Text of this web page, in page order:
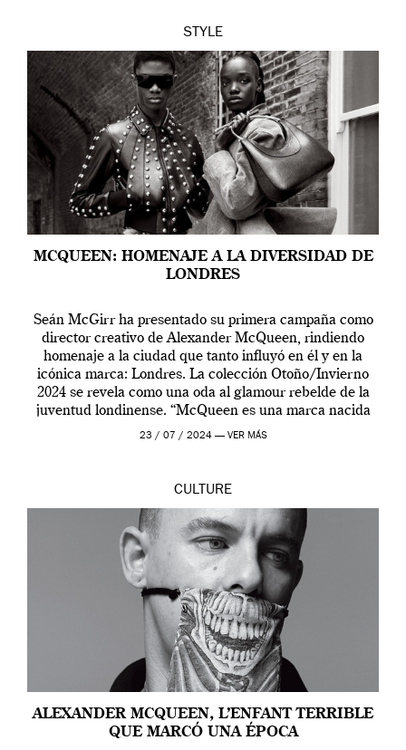
STYLE
MCQUEEN: HOMENAJE A LA DIVERSIDAD DE
LONDRES
Seán McGirr ha presentado su primera campaña como
director creativo de Alexander McQueen, rindiendo
homenaje a la ciudad que tanto influyó en él y en la
icónica marca: Londres. La colección Otoño/Invierno
2024 se revela como una oda al glamour rebelde de la
juventud londinense. “McQueen es una marca nacida
en Londres y siempre ha […]
23 / 07 / 2024 — VER MÁS
CULTURE
ALEXANDER MCQUEEN, L’ENFANT TERRIBLE
QUE MARCÓ UNA ÉPOCA